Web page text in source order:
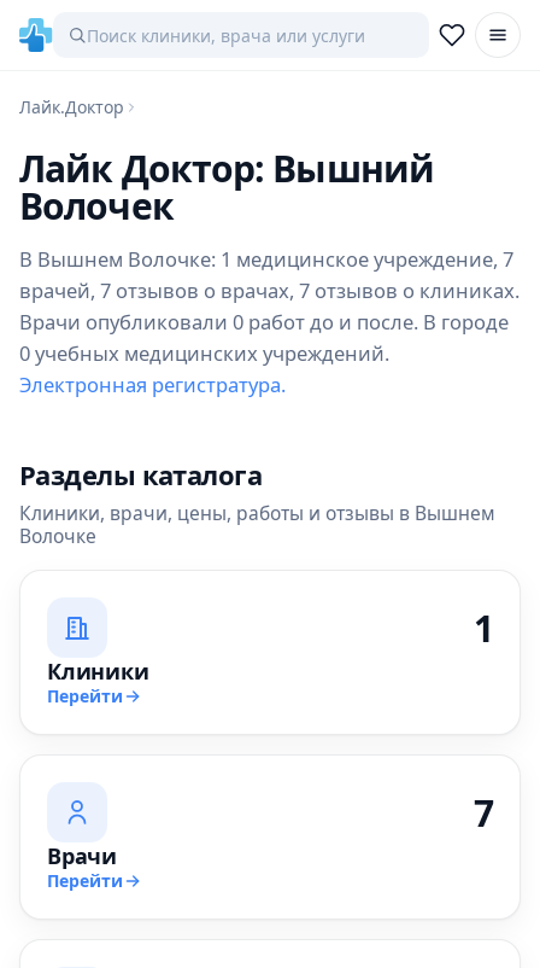
Лайк.Доктор
Лайк Доктор: Вышний
Волочек
В Вышнем Волочке: 1 медицинское учреждение, 7
врачей, 7 отзывов о врачах, 7 отзывов о клиниках.
Врачи опубликовали 0 работ до и после. В городе
0 учебных медицинских учреждений.
Электронная регистратура.
Разделы каталога
Клиники, врачи, цены, работы и отзывы в Вышнем
Волочке
1
Клиники
Перейти
7
Врачи
Перейти